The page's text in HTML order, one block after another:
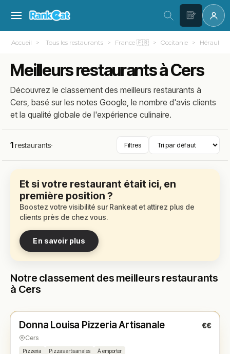
Accueil Tous les restaurants France 🇫🇷 Occitanie Hérault
Meilleurs restaurants à Cers
Découvrez le classement des meilleurs restaurants à
Cers, basé sur les notes Google, le nombre d'avis clients
et la qualité globale de l'expérience culinaire.
1restaurants· Filtres
Et si votre restaurant était ici, en
première position ?
Boostez votre visibilité sur Rankeat et attirez plus de
clients près de chez vous.
En savoir plus
Notre classement des meilleurs restaurants
à Cers
★ N° 1
Donna Louisa Pizzeria Artisanale €€
Cers
Pizzeria Pizzas artisanales À emporter